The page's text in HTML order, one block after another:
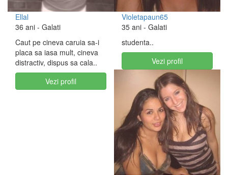
Ellal
36 ani - Galati
Caut pe cineva caruia sa-i
placa sa iasa mult, cineva
distractiv, dispus sa cala..
Vezi profil
Violetapaun65
35 ani - Galati
studenta..
Vezi profil